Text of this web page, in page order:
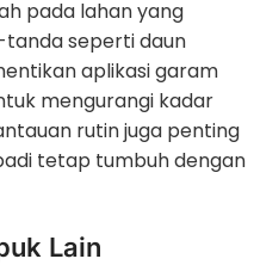
pada lahan yang
seperti daun
aplikasi garam
mengurangi kadar
rutin juga penting
tetap tumbuh dengan
Lain